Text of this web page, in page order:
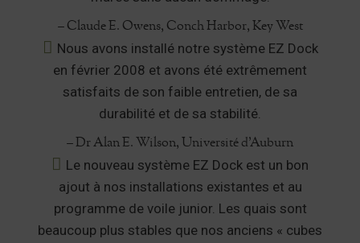
– Claude E. Owens, Conch Harbor, Key West
Nous avons installé notre système EZ Dock
en février 2008 et avons été extrêmement
satisfaits de son faible entretien, de sa
durabilité et de sa stabilité.
– Dr Alan E. Wilson, Université d’Auburn
Le nouveau système EZ Dock est un bon
ajout à nos installations existantes et au
programme de voile junior. Les quais sont
beaucoup plus stables que nos anciens « cubes